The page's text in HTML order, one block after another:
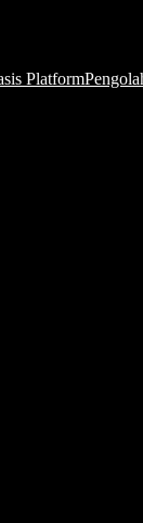
Platform